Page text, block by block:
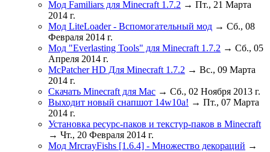
Мод Familiars для Minecraft 1.7.2 → Пт., 21 Марта
2014 г.
Мод LiteLoader - Вспомогательный мод → Сб., 08
Февраля 2014 г.
Мод "Everlasting Tools" для Minecraft 1.7.2 → Сб., 05
Апреля 2014 г.
McPatcher HD Для Minecraft 1.7.2 → Вс., 09 Марта
2014 г.
Скачать Minecraft для Mac → Сб., 02 Ноября 2013 г.
Выходит новый снапшот 14w10a! → Пт., 07 Марта
2014 г.
Установка ресурс-паков и текстур-паков в Minecraft
→ Чт., 20 Февраля 2014 г.
Мод MrcrayFishs [1.6.4] - Множество декораций →